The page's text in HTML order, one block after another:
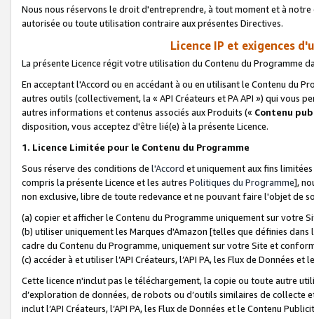
Nous nous réservons le droit d'entreprendre, à tout moment et à
autorisée ou toute utilisation contraire aux présentes Directives.
Licence IP et exigences
La présente Licence régit votre utilisation du Contenu du Programme
En acceptant l'Accord ou en accédant à ou en utilisant le Contenu du
autres outils (collectivement, la « API Créateurs et PA API ») qui vous
autres informations et contenus associés aux Produits (« Contenu
disposition, vous acceptez d'être lié(e) à la présente Licence.
1. Licence Limitée pour le Contenu du Programme
Sous réserve des conditions de l'Accord et uniquement aux fins
compris la présente Licence et les autres Politiques du Programme],
non exclusive, libre de toute redevance et ne pouvant faire l'objet de
(a) copier et afficher le Contenu du Programme uniquement sur votre
(b) utiliser uniquement les Marques d'Amazon [telles que définies dans
cadre du Contenu du Programme, uniquement sur votre Site et
(c) accéder à et utiliser l’API Créateurs, l’API PA, les Flux de Données
Cette licence n'inclut pas le téléchargement, la copie ou toute autre
d’exploration de données, de robots ou d’outils similaires de
inclut l’API Créateurs, l’API PA, les Flux de Données et le Contenu